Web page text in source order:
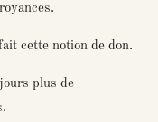
cette notion de don.
plus de